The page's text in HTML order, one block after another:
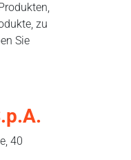
zu
Sie
40